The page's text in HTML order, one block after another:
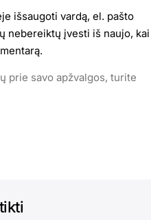
išsaugoti vardą, el. pašto
nebereiktų įvesti iš naujo, kai
prie savo apžvalgos, turite